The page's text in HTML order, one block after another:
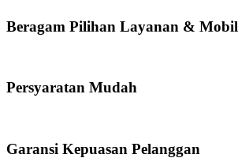
Beragam Pilihan Layanan & Mobil
Persyaratan Mudah
Garansi Kepuasan Pelanggan